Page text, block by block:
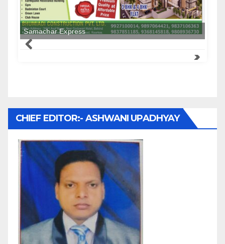
Samachar Express
CHIEF EDITOR:- ASHWANI UPADHYAY